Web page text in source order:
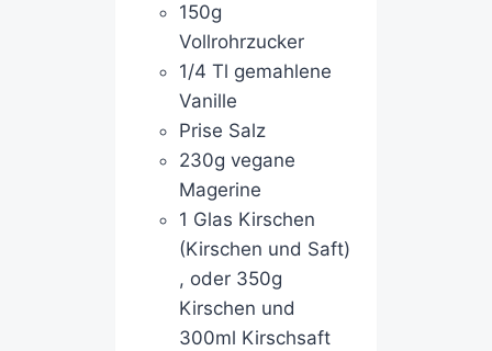
150g
Vollrohrzucker
1/4 Tl gemahlene
Vanille
Prise Salz
230g vegane
Magerine
1 Glas Kirschen
(Kirschen und Saft)
, oder 350g
Kirschen und
300ml Kirschsaft